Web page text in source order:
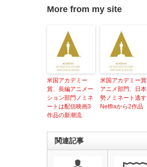
More from my site
米国アカデミー
賞、長編アニメー
ション部門ノミネ
ートは配信映画3
作品の新潮流
米国アカデミー賞
アニメ部門、日本
勢ノミネート逃す
Netflixから2作品
関連記事